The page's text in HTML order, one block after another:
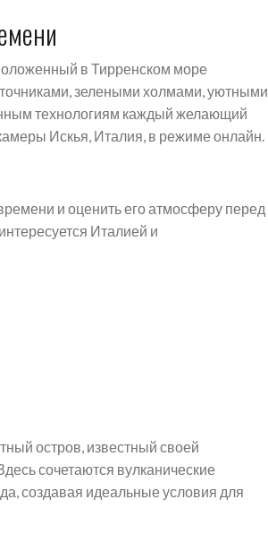
в Тирренском море
зелеными холмами, уютными
технологиям каждый желающий
Искья, Италия, в режиме онлайн.
и оценить его атмосферу перед
Италией и
остров, известный своей
сочетаются вулканические
создавая идеальные условия для